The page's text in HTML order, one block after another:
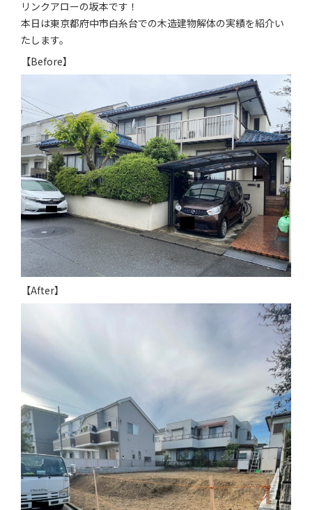
求人情報
リンクアローの坂本です！
本日は東京都府中市白糸台での木造建物解体の実績を紹介い
たします。
【Before】
【After】